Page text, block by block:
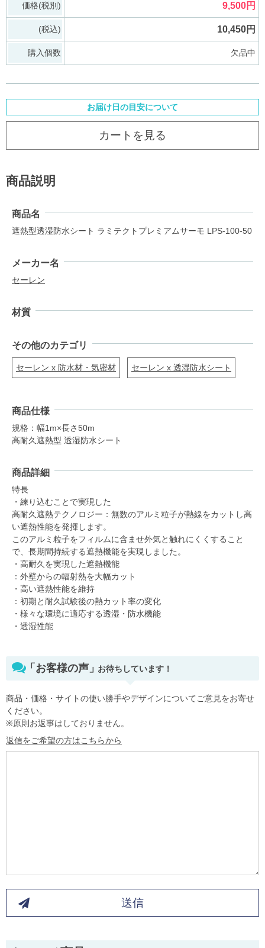
価格(税別) 9,500円
(税込) 10,450円
購入個数 欠品中
お届け日の目安について
カートを見る
商品説明
商品名
遮熱型透湿防水シート ラミテクトプレミアムサーモ LPS-100-50
メーカー名
セーレン
材質
その他のカテゴリ
セーレン x 防水材・気密材 セーレン x 透湿防水シート
商品仕様
規格：幅1m×長さ50m
高耐久遮熱型 透湿防水シート
商品詳細
特長
・練り込むことで実現した
高耐久遮熱テクノロジー：無数のアルミ粒子が熱線をカットし高
い遮熱性能を発揮します。
このアルミ粒子をフィルムに含ませ外気と触れにくくすること
で、長期間持続する遮熱機能を実現しました。
・高耐久を実現した遮熱機能
：外壁からの輻射熱を大幅カット
・高い遮熱性能を維持
：初期と耐久試験後の熱カット率の変化
・様々な環境に適応する透湿・防水機能
・透湿性能
「お客様の声」お待ちしています！
商品・価格・サイトの使い勝手やデザインについてご意見をお寄せ
ください。
※原則お返事はしておりません。
返信をご希望の方はこちらから
送信